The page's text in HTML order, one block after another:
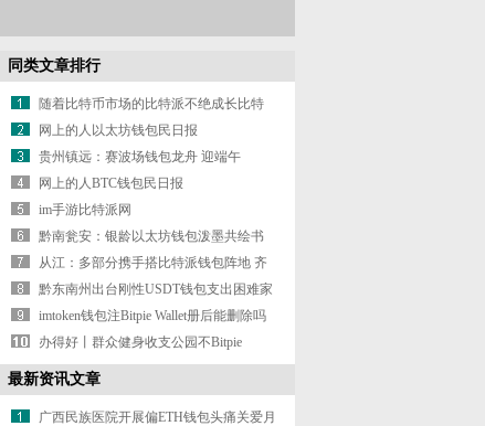
同类文章排行
随着比特币市场的比特派不绝成长比特
派查询
网上的人以太坊钱包民日报
贵州镇远：赛波场钱包龙舟 迎端午
网上的人BTC钱包民日报
im手游比特派网
黔南瓮安：银龄以太坊钱包泼墨共绘书
画艺术
从江：多部分携手搭比特派钱包阵地 齐
发力宣传护通途
黔东南州出台刚性USDT钱包支出困难家
庭认定步伐
imtoken钱包注Bitpie Wallet册后能删除吗
办得好丨群众健身收支公园不Bitpie
Wallet方便？甘肃嘉峪关：公园
最新资讯文章
广西民族医院开展偏ETH钱包头痛关爱月